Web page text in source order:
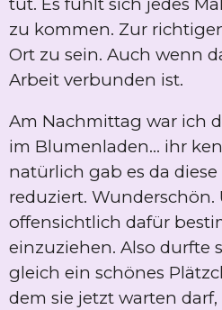
zu kommen. Zur
Ort zu sein. Auch wenn
Arbeit verbunden ist.
Am Nachmittag war ich
im Blumenladen… ihr
natürlich gab es da
reduziert. Wunderschön.
offensichtlich dafür
einzuziehen. Also durfte
gleich ein schönes
dem sie jetzt warten darf,